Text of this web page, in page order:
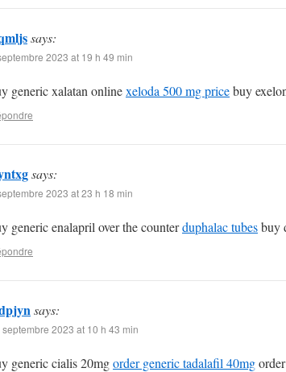
says:
2023 at 19 h 49 min
generic xalatan onlinexeloda 500 mg pricebuy
says:
2023 at 23 h 18 min
generic enalapril over the counterduphalac tubesbuy
says:
septembre 2023 at 10 h 43 min
generic cialis 20mgorder generic tadalafil 40mg